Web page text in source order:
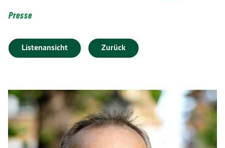
Presse
Listenansicht Zurück